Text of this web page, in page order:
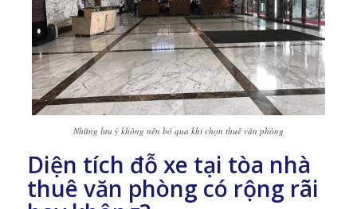
Những lưu ý không nên bỏ qua khi chọn thuê văn phòng
Diện tích đỗ xe tại tòa nhà
thuê văn phòng có rộng rãi